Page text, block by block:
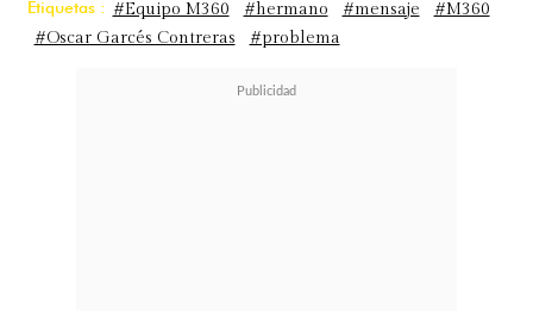
Etiquetas : #Equipo M360 #hermano #mensaje
#M360
#Oscar Garcés Contreras
#problema